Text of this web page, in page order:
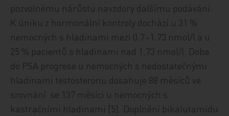
pozvolnému nárůstu navzdory dalšímu podávání.
K úniku z hormonální kontroly dochází u 31 %
nemocných s hladinami mezi 0,7–1,73 nmol/l a u
25 % pacientů s hladinami nad 1,73 nmol/l. Doba
do PSA progrese u nemocných s nedostatečnými
hladinami testosteronu dosahuje 88 měsíců ve
srovnání se 137 měsíci u nemocných s
kastračními hladinami [5]. Doplnění bikalutamidu